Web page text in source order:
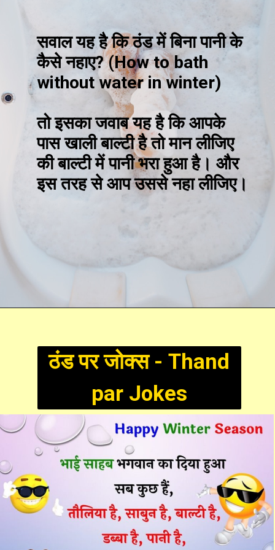
सवाल यह है कि ठंड में बिना पानी के
कैसे नहाए? (How to bath
without water in winter)
तो इसका जवाब यह है कि आपके
पास खाली बाल्टी है तो मान लीजिए
की बाल्टी में पानी भरा हुआ है। और
इस तरह से आप उससे नहा लीजिए।
ठंड पर जोक्स - Thand
par Jokes